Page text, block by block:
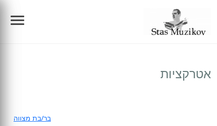
אטרקציות
בר/בת מצווה